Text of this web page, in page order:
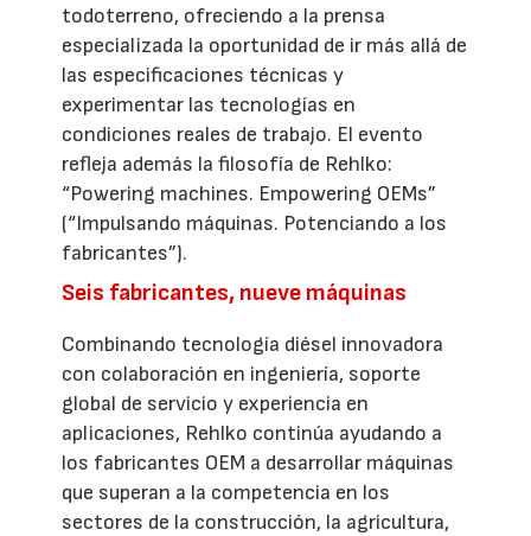
todoterreno, ofreciendo a la prensa
especializada la oportunidad de ir más allá de
las especificaciones técnicas y
experimentar las tecnologías en
condiciones reales de trabajo. El evento
refleja además la filosofía de Rehlko:
“Powering machines. Empowering OEMs”
(“Impulsando máquinas. Potenciando a los
fabricantes”).
Seis fabricantes, nueve máquinas
Combinando tecnología diésel innovadora
con colaboración en ingeniería, soporte
global de servicio y experiencia en
aplicaciones, Rehlko continúa ayudando a
los fabricantes OEM a desarrollar máquinas
que superan a la competencia en los
sectores de la construcción, la agricultura,